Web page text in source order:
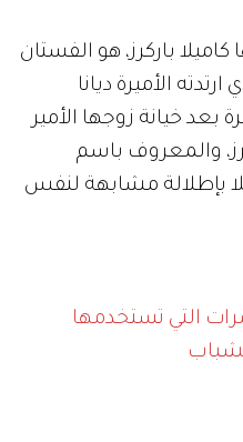
كاميلا باركرز، هو الفستان
الأميرة ديانا
خيانة زوجها الأمير
والمعروف باسم
بإطلالة مشابهة لنفس
التي تستخدمها